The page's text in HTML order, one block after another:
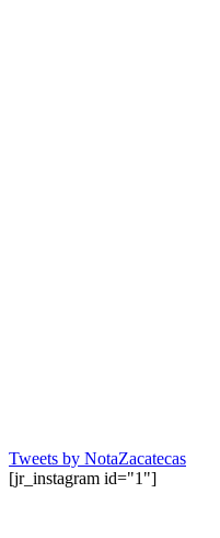
Tweets by NotaZacatecas
[jr_instagram id="1"]